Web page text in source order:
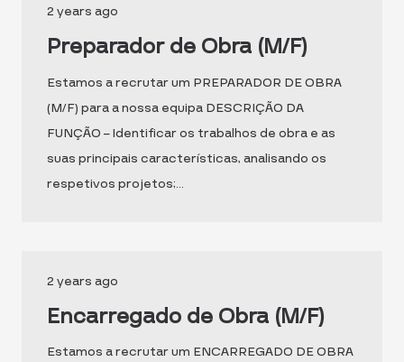
2 years ago
Preparador de Obra (M/F)
Estamos a recrutar um PREPARADOR DE OBRA
(M/F) para a nossa equipa DESCRIÇÃO DA
FUNÇÃO – Identificar os trabalhos de obra e as
suas principais características, analisando os
respetivos projetos;…
2 years ago
Encarregado de Obra (M/F)
Estamos a recrutar um ENCARREGADO DE OBRA